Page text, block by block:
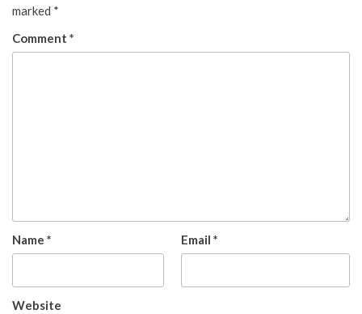
marked *
Comment *
Name * Email *
Website